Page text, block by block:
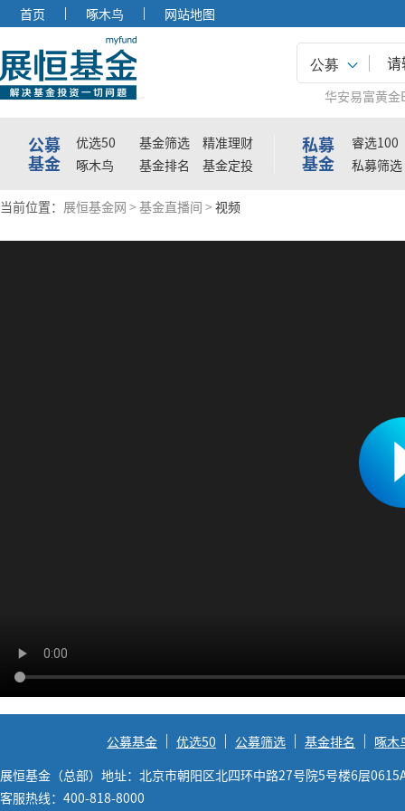
首页 啄木鸟 网站地图
公募
华安易富黄金
公募
基金
优选50 基金筛选
精准理财
啄木鸟
基金排名 基金定投
私募
基金
睿选100
私募筛选
当前位置： 展恒基金网 > 基金直播间 > 视频
公募基金 优选50 公募筛选 基金排名
啄木
展恒基金（总部）地址：北京市朝阳区北四环中路27号院5号楼6层
客服热线：400-818-8000